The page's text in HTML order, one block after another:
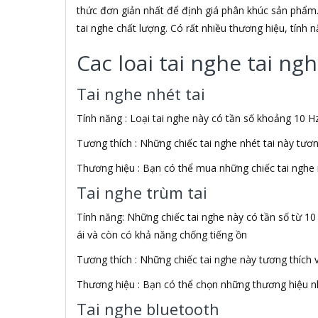
ADATA USA
ADDLOGIX
AFOX
Ai Home
Aiborg
Aibot
AIPTEK
Air Mouse
Airmouse
AIRPORT
AKAI
Aker
AKG
Akino
AKIRA
Akus
thức đơn giản nhất để định giá phân khúc sản
tai nghe chất lượng. Có rất nhiều thương hiệu, tính
Cac loai tai nghe tai
Tai nghe nhét tai
Tính năng : Loại tai nghe này có tần số khoảng 10
Tương thích : Những chiếc tai nghe nhét tai này
Thương hiệu : Bạn có thể mua những chiếc tai
Tai nghe trùm tai
Tính năng: Những chiếc tai nghe này có tần số từ
ái và còn có khả năng chống tiếng ồn
Tương thích : Những chiếc tai nghe này tương
Thương hiệu : Bạn có thể chọn những thương hiệu
Tai nghe bluetooth